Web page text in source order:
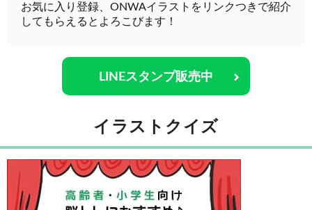
お気に入り登録、ONWAイラストをリンクつきで紹介
してもらえるとよろこびます！
LINEスタンプ販売中
イラストクイズ